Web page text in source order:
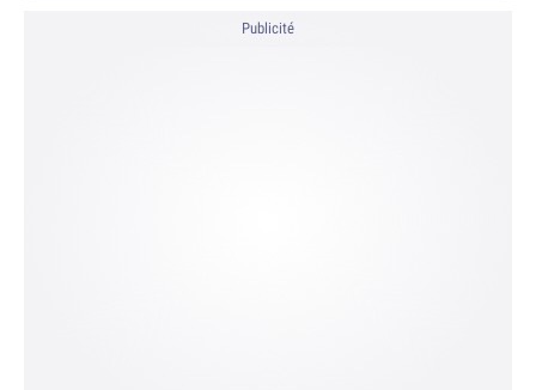
Publicité